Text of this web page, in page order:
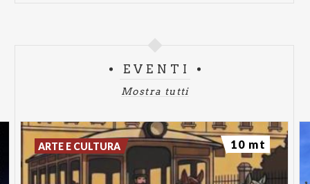
EVENTI
Mostra tutti
ARTE E CULTURA 10 mt